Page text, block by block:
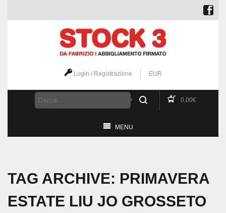
Login / Registrazione EUR
0,00€
MENU
TAG ARCHIVE: PRIMAVERA
ESTATE LIU JO GROSSETO